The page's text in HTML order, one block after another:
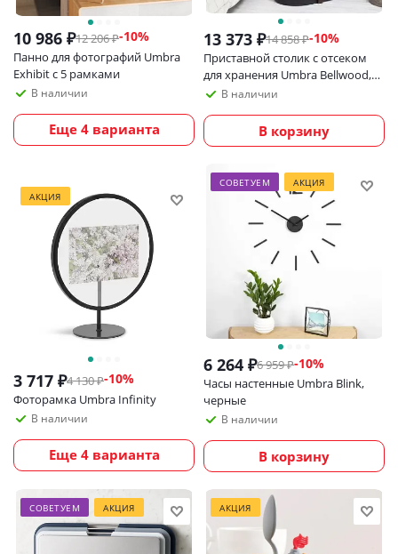
10 986 ₽12 206₽-10%
Панно для фотографий Umbra
Exhibit с 5 рамками
В наличии
Еще 4 варианта
13 373 ₽14 858₽-10%
Приставной столик с отсеком
для хранения Umbra Bellwood,
черный/орех
В наличии
В корзину
АКЦИЯ
3 717 ₽4 130₽-10%
Фоторамка Umbra Infinity
В наличии
Еще 4 варианта
СОВЕТУЕМ АКЦИЯ
6 264 ₽6 959₽-10%
Часы настенные Umbra Blink,
черные
В наличии
В корзину
СОВЕТУЕМ АКЦИЯ АКЦИЯ